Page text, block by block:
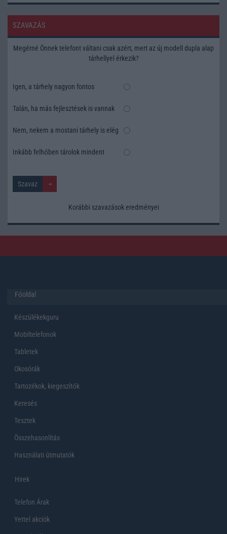
SZAVAZÁS
Megérné Önnek telefont váltani csak azért, mert az új modell dupla alap
tárhellyel érkezik?
Igen, a tárhely nagyon fontos
Talán, ha más fejlesztések is vannak
Nem, nekem a mostani tárhely is elég
Inkább felhőben tárolok mindent
Korábbi szavazások eredményei
Főoldal
Készülékekguru
Mobiltelefonok
Tabletek
Okosórák
Tartozékok, kiegeszítők
Keresés
Tesztek
Összehasonlítás
Használati útmutatók
Hirek
Telefon Árak
Yettel akciók